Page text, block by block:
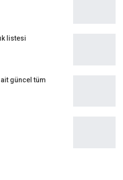
listesi
ait güncel tüm